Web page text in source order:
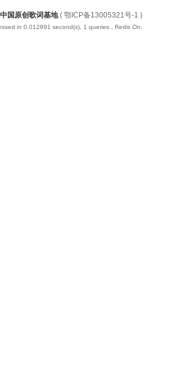
中国原创歌词基地( 鄂ICP备13005321号-1 )
in 0.012891 second(s), 1 queries , Redis On.